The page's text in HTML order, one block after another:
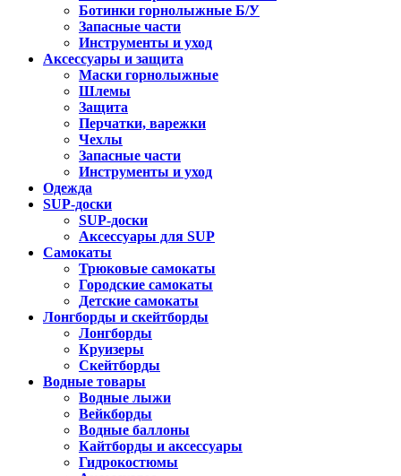
Ботинки горнолыжные Б/У
Запасные части
Инструменты и уход
Аксессуары и защита
Маски горнолыжные
Шлемы
Защита
Перчатки, варежки
Чехлы
Запасные части
Инструменты и уход
Одежда
SUP-доски
SUP-доски
Аксессуары для SUP
Самокаты
Трюковые самокаты
Городские самокаты
Детские самокаты
Лонгборды и скейтборды
Лонгборды
Круизеры
Скейтборды
Водные товары
Водные лыжи
Вейкборды
Водные баллоны
Кайтборды и аксессуары
Гидрокостюмы